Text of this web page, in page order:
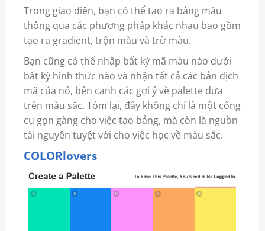
Trong giao diện, bạn có thể tạo ra bảng màu
thông qua các phương pháp khác nhau bao gồm
tạo ra gradient, trộn màu và trừ màu.
Bạn cũng có thể nhập bất kỳ mã màu nào dưới
bất kỳ hình thức nào và nhận tất cả các bản dịch
mã của nó, bên cạnh các gợi ý về palette dựa
trên màu sắc. Tóm lại, đây không chỉ là một công
cụ gọn gàng cho việc tạo bảng, mà còn là nguồn
tài nguyên tuyệt vời cho việc học về màu sắc.
COLORlovers